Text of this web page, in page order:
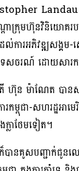
Landau បា
មហ៊ុនវិនិយោគរបស់
រអភិវឌ្ឍសង្គម-ស
េសចរណ៍ ដោយសា
ហ៊ុន ម៉ាណែត បានស
ម្ពុជា-សហរដ្ឋអាម
ក្លាថែមទៀត។
ក៏បានគូសបញ្ជាក់